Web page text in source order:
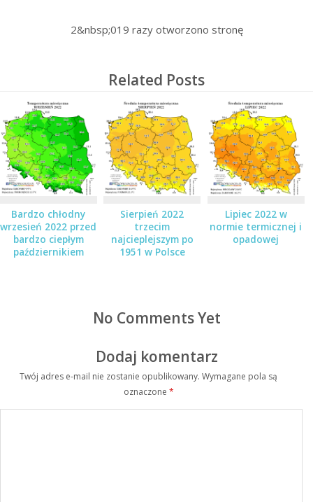
2&nbsp;019 razy otworzono stronę
Related Posts
Bardzo chłodny
wrzesień 2022 przed
bardzo ciepłym
październikiem
Sierpień 2022
trzecim
najcieplejszym po
1951 w Polsce
Lipiec 2022 w
normie termicznej i
opadowej
No Comments Yet
Dodaj komentarz
Twój adres e-mail nie zostanie opublikowany. Wymagane pola są
oznaczone *